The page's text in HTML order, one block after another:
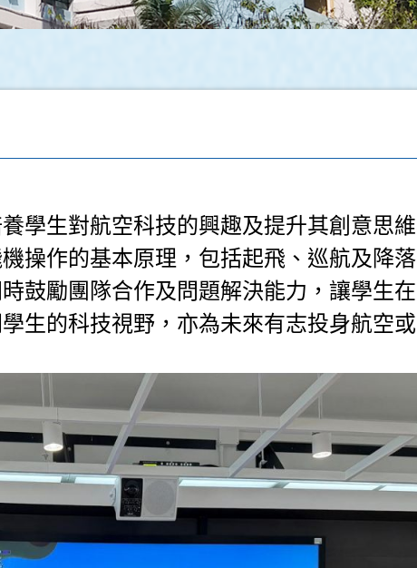
學生對航空科技的興趣及提升其創意思
操作的基本原理，包括起飛、巡航及降
鼓勵團隊合作及問題解決能力，讓學生
生的科技視野，亦為未來有志投身航空